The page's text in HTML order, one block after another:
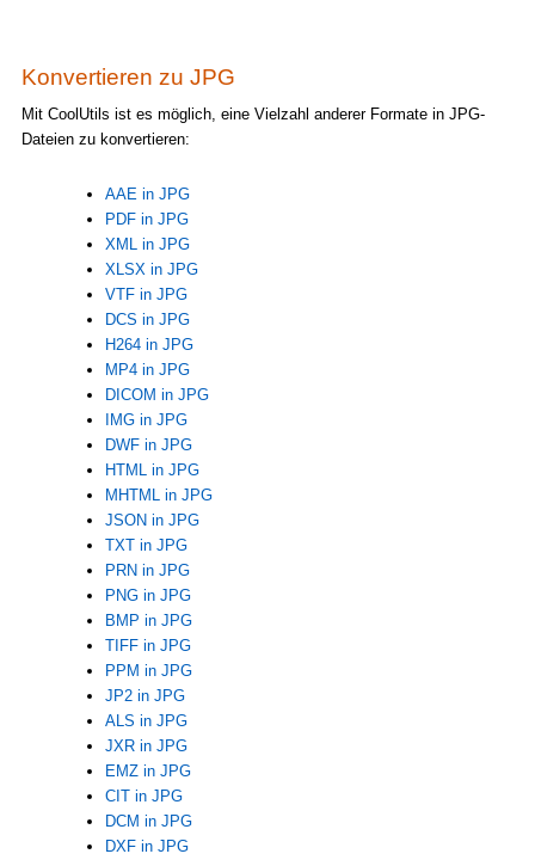
Konvertieren zu JPG
Mit CoolUtils ist es möglich, eine Vielzahl anderer Formate in JPG-
Dateien zu konvertieren:
AAE in JPG
PDF in JPG
XML in JPG
XLSX in JPG
VTF in JPG
DCS in JPG
H264 in JPG
MP4 in JPG
DICOM in JPG
IMG in JPG
DWF in JPG
HTML in JPG
MHTML in JPG
JSON in JPG
TXT in JPG
PRN in JPG
PNG in JPG
BMP in JPG
TIFF in JPG
PPM in JPG
JP2 in JPG
ALS in JPG
JXR in JPG
EMZ in JPG
CIT in JPG
DCM in JPG
DXF in JPG